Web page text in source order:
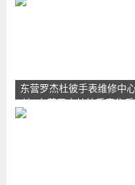
东营罗杰杜彼手表维修中
址_东营罗杰杜彼手表售